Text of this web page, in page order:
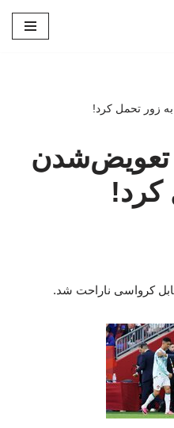
زور تحمل کرد!
تعویض‌شدن
کرد!
کرواسی ناراحت شد.